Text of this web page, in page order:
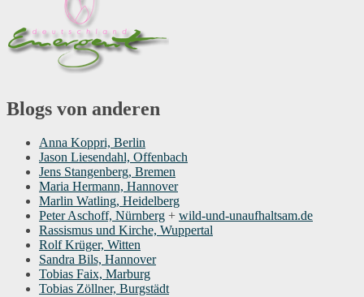
Blogs von anderen
Anna Koppri, Berlin
Jason Liesendahl, Offenbach
Jens Stangenberg, Bremen
Maria Hermann, Hannover
Marlin Watling, Heidelberg
Peter Aschoff, Nürnberg + wild-und-unaufhaltsam.de
Rassismus und Kirche, Wuppertal
Rolf Krüger, Witten
Sandra Bils, Hannover
Tobias Faix, Marburg
Tobias Zöllner, Burgstädt